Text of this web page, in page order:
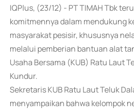
IQPlus, (23/12) - PT TIMAH Tbk
komitmennya dalam mendukung
masyarakat pesisir, khususnya
melalui pemberian bantuan alat
Usaha Bersama (KUB) Ratu Laut
Kundur.
Sekretaris KUB Ratu Laut Teluk
menyampaikan bahwa kelompok